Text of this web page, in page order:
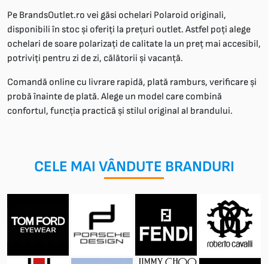
Pe BrandsOutlet.ro vei găsi ochelari Polaroid originali,
disponibili în stoc și oferiți la prețuri outlet. Astfel poți alege
ochelari de soare polarizați de calitate la un preț mai accesibil,
potriviți pentru zi de zi, călătorii și vacanță.
Comandă online cu livrare rapidă, plată ramburs, verificare și
probă înainte de plată. Alege un model care combină
confortul, funcția practică și stilul original al brandului.
CELE MAI VÂNDUTE BRANDURI